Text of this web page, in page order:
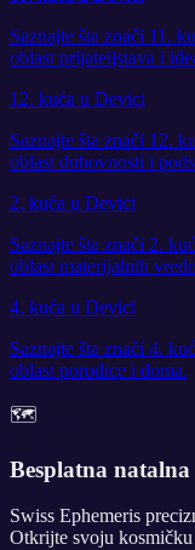
Saznajte šta znači 11.
oblast prijateljstava i
12. kuća u Devici
Saznajte šta znači 12.
oblast duhovnosti i
2. kuća u Devici
Saznajte šta znači 2.
oblast materijalnih
4. kuća u Devici
Saznajte šta znači 4.
oblast porodice i doma.
🗺️
Besplatna
Swiss Ephemeris
Otkrijte svoju kosmičku